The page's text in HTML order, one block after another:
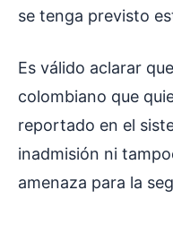
se tenga previsto
Es válido aclarar
colombiano que
reportado en el
inadmisión ni
amenaza para la